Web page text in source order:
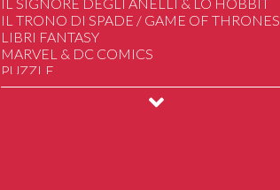
Bacchette Magiche & Display
Creature Magiche
Gadgets
Giochi Da tavolo & Puzzles
Libri
IL TRONO DI SPADE / GAME OF THRONES
LIBRI FANTASY
MARVEL & DC COMICS
PUZZLE
SAILOR MOON